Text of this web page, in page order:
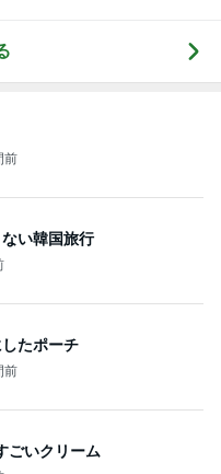
前
い韓国旅行
たポーチ
前
ごいクリーム